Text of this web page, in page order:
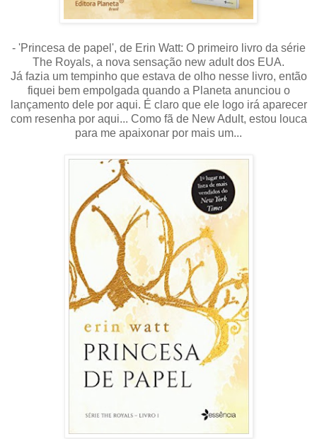
- 'Princesa de papel', de Erin Watt: O primeiro livro da série
The Royals, a nova sensação new adult dos EUA.
Já fazia um tempinho que estava de olho nesse livro, então
fiquei bem empolgada quando a Planeta anunciou o
lançamento dele por aqui. É claro que ele logo irá aparecer
com resenha por aqui... Como fã de New Adult, estou louca
para me apaixonar por mais um...